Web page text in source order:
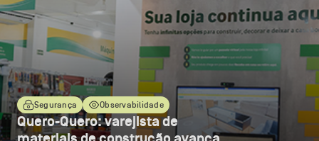
Segurança Observabilidade
Quero-Quero: varejista de